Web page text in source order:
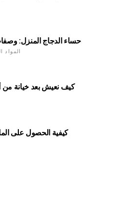
حساء الدجاج المنزل:
المواد
كيف نعيش بعد خيانة من
كيفية الحصول على